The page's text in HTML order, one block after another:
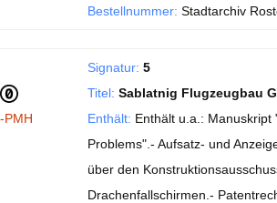
Bestellnummer: Stadtarchiv
PMH
Signatur: 5
Titel: Sablatnig Flugzeugbau
Enthält: Enthält u.a.:
Problems".- Aufsatz- und
über den
Drachenfallschirmen.-